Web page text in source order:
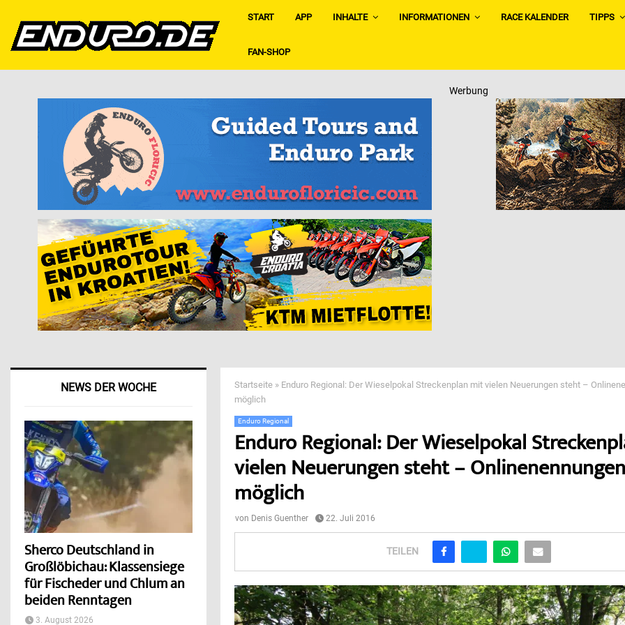
START APP INHALTE INFORMATIONEN RACE KALENDER TIPPS
FAN-SHOP
Werbung
Startseite » Enduro Regional: Der Wieselpokal Streckenplan mit vielen Neuerungen steht –
möglich
Enduro Regional
Enduro Regional: Der Wieselpokal
vielen Neuerungen steht –
möglich
von Denis Guenther 22. Juli 2016
TEILEN
NEWS DER WOCHE
Sherco Deutschland in
Großlöbichau: Klassensiege
für Fischeder und Chlum an
beiden Renntagen
3. August 2026